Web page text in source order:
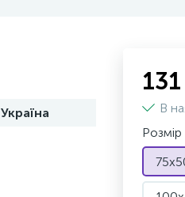
Україна
В
Розмір